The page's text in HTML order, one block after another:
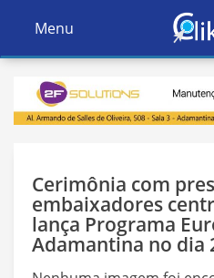
Ativar
Navegação
Menu
Cerimônia com
embaixadores
lança Programa
Adamantina no dia